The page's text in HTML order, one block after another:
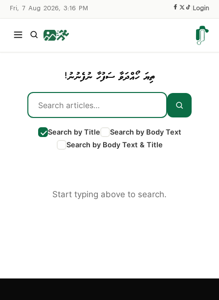
Fri, 7 Aug 2026, 3:16 PM Login
ތިޔަ ހޯއްދަވާ ސަފުހާ ނުފެނުނު!
Search by Title
Search by Body Text
Search by Body Text & Title
Start typing above to search.